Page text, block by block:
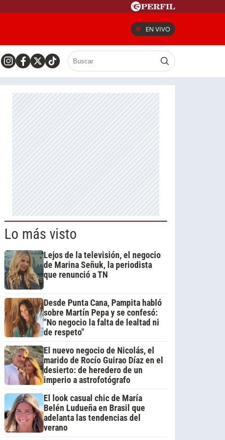
EN VIVO
Lo más visto
Lejos de la televisión, el negocio
de Marina Señuk, la periodista
que renunció a TN
Desde Punta Cana, Pampita habló
sobre Martín Pepa y se confesó:
"No negocio la falta de lealtad ni
de respeto"
El nuevo negocio de Nicolás, el
marido de Rocío Guirao Díaz en el
desierto: de heredero de un
imperio a astrofotógrafo
El look casual chic de María
Belén Ludueña en Brasil que
adelanta las tendencias del
verano